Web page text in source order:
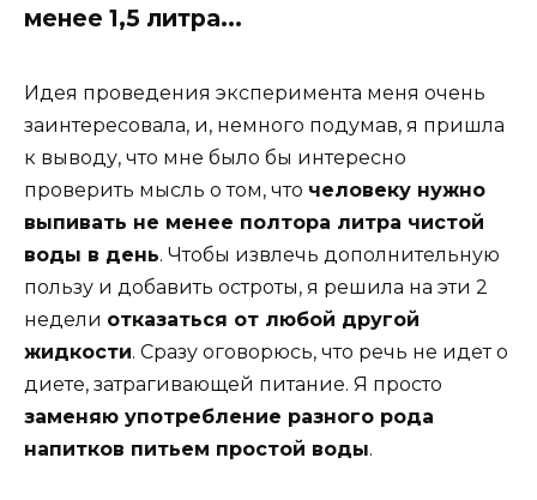
менее 1,5 литра...
Идея проведения эксперимента меня очень
заинтересовала, и, немного подумав, я пришла
к выводу, что мне было бы интересно
проверить мысль о том, что человеку нужно
выпивать не менее полтора литра чистой
воды в день. Чтобы извлечь дополнительную
пользу и добавить остроты, я решила на эти 2
недели отказаться от любой другой
жидкости. Сразу оговорюсь, что речь не идет о
диете, затрагивающей питание. Я просто
заменяю употребление разного рода
напитков питьем простой воды.